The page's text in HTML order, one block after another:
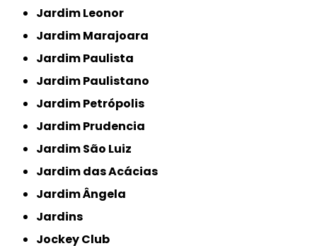
Jardim Leonor
Jardim Marajoara
Jardim Paulista
Jardim Paulistano
Jardim Petrópolis
Jardim Prudencia
Jardim São Luiz
Jardim das Acácias
Jardim Ângela
Jardins
Jockey Club